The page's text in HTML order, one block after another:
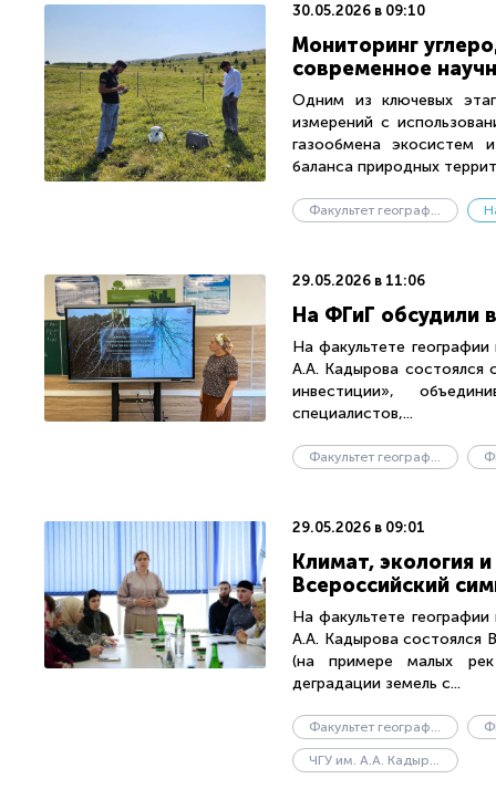
30.05.2026 в 09:10
Мониторинг
современное
Одним из ключевых
измерений с
газообмена экосистем
баланса природных
Факультет географии и геоэкологии
29.05.2026 в 11:06
На ФГиГ обсудили
На факультете географии
А.А. Кадырова состоялся
инвестиции»,
специалистов,...
Факультет географии и геоэкологии
29.05.2026 в 09:01
Климат, экология
Всероссийский
На факультете географии
А.А. Кадырова состоялся
(на примере малых рек
деградации земель с...
Факультет географии и геоэкологии
ЧГУ им. А.А. Кадырова